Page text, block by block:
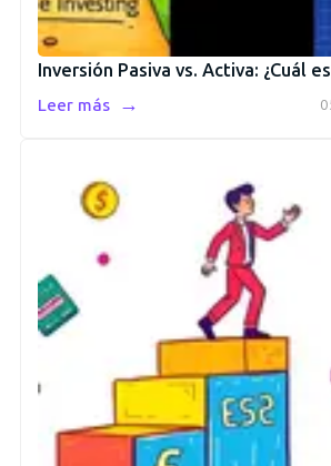
Inversión Pasiva vs. Activa: ¿Cuál
Leer más →